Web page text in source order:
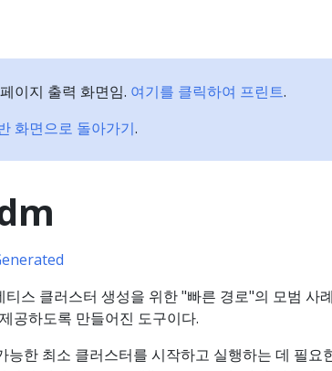
이지 출력 화면임. 여기를 클릭하여 프린트.
화면으로 돌아가기.
스 클러스터 생성을 위한 "빠른 경로"의 모범 사
공하도록 만들어진 도구이다.
한 최소 클러스터를 시작하고 실행하는 데 필요